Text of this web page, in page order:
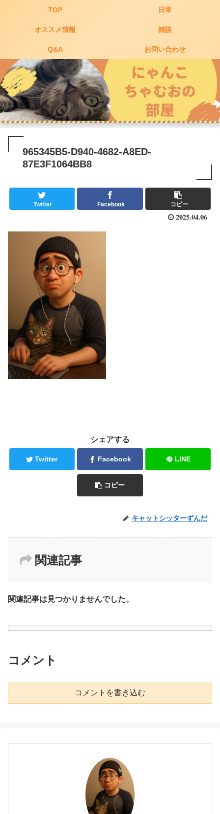
TOP 日常
オススメ情報 雑談
Q&A お問い合わせ
965345B5-D940-4682-A8ED-
87E3F1064BB8
Twitter Facebook コピー
2025.04.06
シェアする
Twitter Facebook LINE
コピー
キャットシッターずんだ
関連記事
関連記事は見つかりませんでした。
コメント
コメントを書き込む